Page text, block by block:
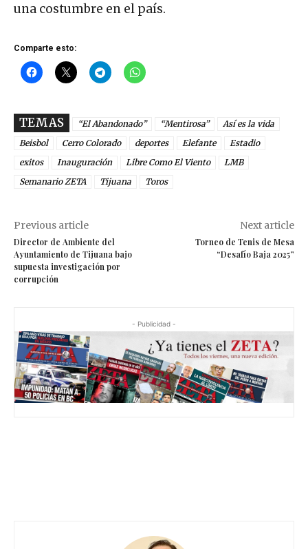
una costumbre en el país.
Comparte esto:
TEMAS “El Abandonado” “Mentirosa”
Así es la vida
Beisbol
Cerro Colorado deportes Elefante
Estadio
exitos
Inauguración Libre Como El Viento
LMB
Semanario ZETA
Tijuana Toros
Previous article
Director de Ambiente del
Ayuntamiento de Tijuana bajo
supuesta investigación por
corrupción
Next article
Torneo de Tenis de Mesa
“Desafío Baja 2025”
- Publicidad -